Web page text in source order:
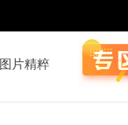
图片精粹